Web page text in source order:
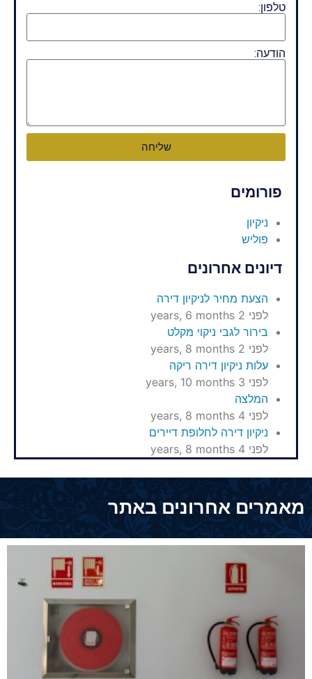
טלפון:
הודעה:
שליחה
פורומים
ניקיון
פוליש
דיונים אחרונים
הצעת מחיר לניקיון דירה
לפני 2 years, 6 months
בירור לגבי ניקוי מקלט
לפני 2 years, 8 months
עלות ניקיון דירה ריקה
לפני 3 years, 10 months
המלצה
לפני 4 years, 8 months
ניקיון דירה לחלופת דיירים
לפני 4 years, 8 months
מאמרים אחרונים באתר